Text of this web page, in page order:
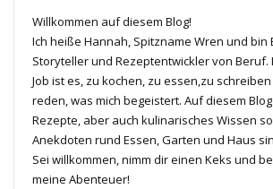
Willkommen auf diesem Blog!
Ich heiße Hannah, Spitzname Wren und bin
Storyteller und Rezeptentwickler von Beruf.
Job ist es, zu kochen, zu essen,zu
reden, was mich begeistert. Auf diesem
Rezepte, aber auch kulinarisches Wissen
Anekdoten rund Essen, Garten und Haus
Sei willkommen, nimm dir einen Keks und
meine Abenteuer!